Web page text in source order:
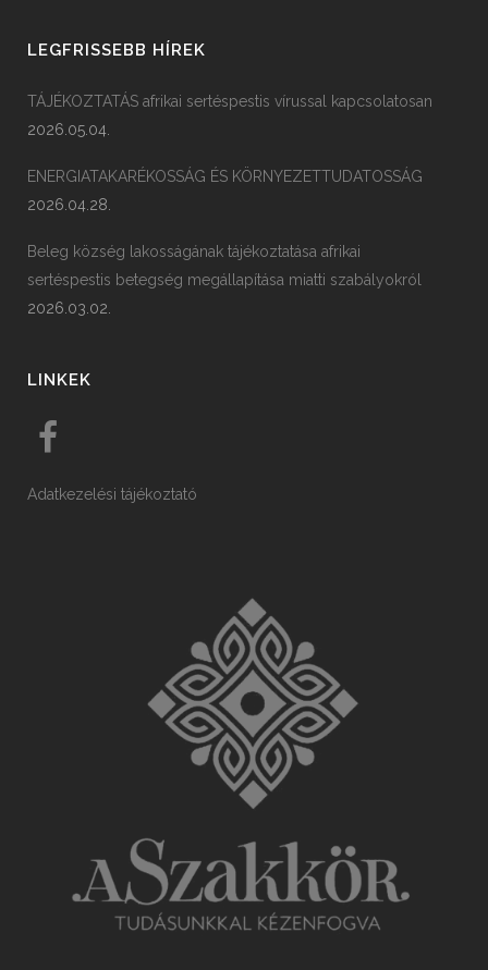
LEGFRISSEBB HÍREK
TÁJÉKOZTATÁS afrikai sertéspestis vírussal kapcsolatosan
2026.05.04.
ENERGIATAKARÉKOSSÁG ÉS KÖRNYEZETTUDATOSSÁG
2026.04.28.
Beleg község lakosságának tájékoztatása afrikai
sertéspestis betegség megállapítása miatti szabályokról
2026.03.02.
LINKEK
Adatkezelési tájékoztató